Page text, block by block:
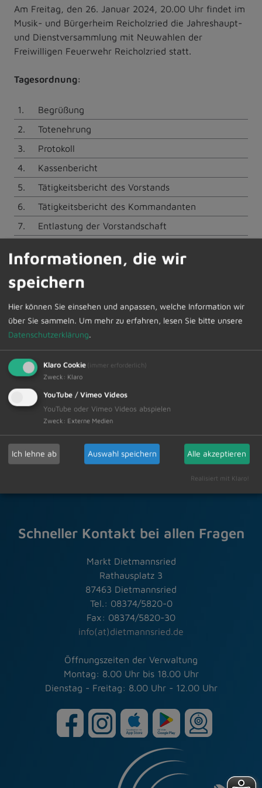
Am Freitag, den 26. Januar 2024, 20.00 Uhr findet im
Musik- und Bürgerheim Reicholzried die Jahreshaupt-
und Dienstversammlung mit Neuwahlen der
Freiwilligen Feuerwehr Reicholzried statt.
Tagesordnung:
1.
Begrüßung
2.
Totenehrung
3.
Protokoll
4.
Kassenbericht
5.
Tätigkeitsbericht des Vorstands
6.
Tätigkeitsbericht des Kommandanten
7.
Entlastung der Vorstandschaft
9.
Neuwahlen - Kommandant und Stellvertreter
10.
Wünsche und Anträge
Insbesondere wegen der Neuwahlen werden alle
aktiven und passiven Mitglieder gebeten, zahlreich an
der Versammlung teilzunehmen. Das Erscheinen aller
Aktiven in Uniform ist Pflicht.
Zur Übersicht
19.01.2024 Amtliche Bekanntmachungen
Schneller Kontakt bei allen Fragen
Markt Dietmannsried
Rathausplatz 3
87463 Dietmannsried
Tel.: 08374/5820-0
Fax: 08374/5820-30
info(at)dietmannsried.de
Öffnungszeiten der Verwaltung
Montag: 8.00 Uhr bis 18.00 Uhr
Dienstag - Freitag: 8.00 Uhr - 12.00 Uhr
Informationen, die wir
speichern
Hier können Sie einsehen und anpassen, welche Information wir
über Sie sammeln. Um mehr zu erfahren, lesen Sie bitte unsere
Datenschutzerklärung.
Klaro Cookie (immer erforderlich)
Zweck : Klaro
YouTube / Vimeo Videos
YouTube oder Vimeo Videos abspielen
Zweck : Externe Medien
Ich lehne ab Auswahl speichern Alle akzeptieren
Realisiert mit Klaro!